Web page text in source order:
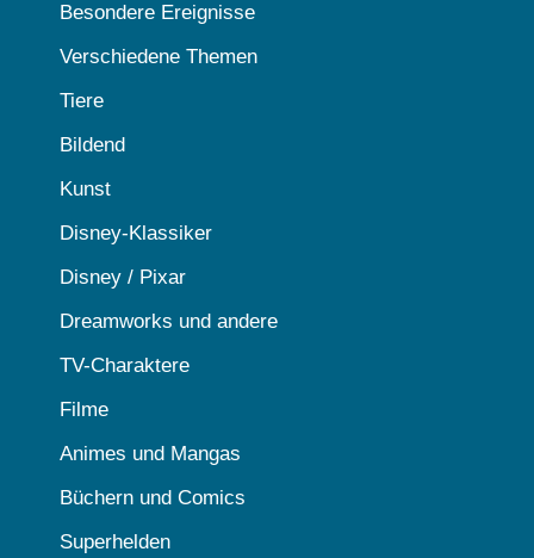
Besondere Ereignisse
Verschiedene Themen
Tiere
Bildend
Kunst
Disney-Klassiker
Disney / Pixar
Dreamworks und andere
TV-Charaktere
Filme
Animes und Mangas
Büchern und Comics
Superhelden